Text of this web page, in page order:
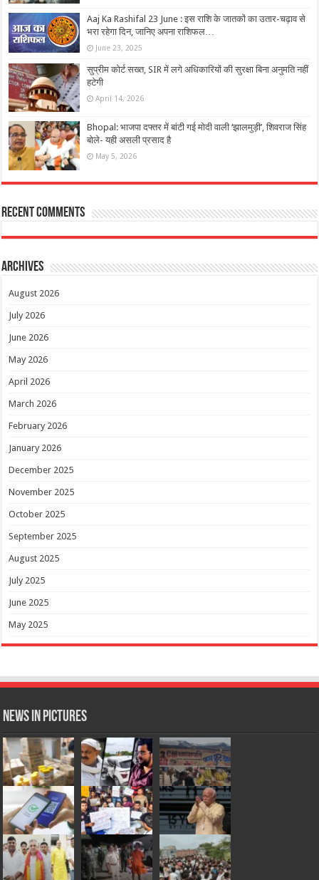
Aaj Ka Rashifal 23 June : इस राशि के जातकों का उतार-चढ़ाव से
भरा रहेगा दिन, जानिए अपना राशिफल…
June 23, 2025
सुप्रीम कोर्ट सख्त, SIR में लगे अधिकारियों की सुरक्षा बिना अनुमति नहीं
हटेगी
April 14, 2026
Bhopal: भाजपा दफ्तर में बांटी गई मोदी वाली ‘झालमुड़ी’, शिवराज सिंह
बोले- यही असली प्रसाद है
May 5, 2026
Recent Comments
Archives
August 2026
July 2026
June 2026
May 2026
April 2026
March 2026
February 2026
January 2026
December 2025
November 2025
October 2025
September 2025
August 2025
July 2025
June 2025
May 2025
News in Pictures